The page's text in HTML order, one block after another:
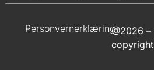
Personvernerklæring@2026 –
copyright